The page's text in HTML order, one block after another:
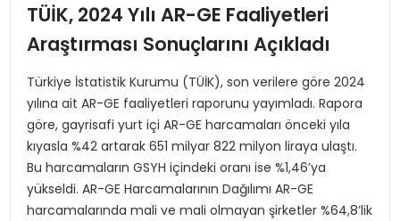
GÜNDEM
MAGAZIN
SIYASET
SPOR
TÜİK, 2024 Yılı AR-GE Faaliyetleri
Araştırması Sonuçlarını Açıkladı
Türkiye İstatistik Kurumu (TÜİK), son verilere göre 2024
yılına ait AR-GE faaliyetleri raporunu yayımladı. Rapora
göre, gayrisafi yurt içi AR-GE harcamaları önceki yıla
kıyasla %42 artarak 651 milyar 822 milyon liraya ulaştı.
Bu harcamaların GSYH içindeki oranı ise %1,46’ya
yükseldi. AR-GE Harcamalarının Dağılımı AR-GE
harcamalarında mali ve mali olmayan şirketler %64,8’lik